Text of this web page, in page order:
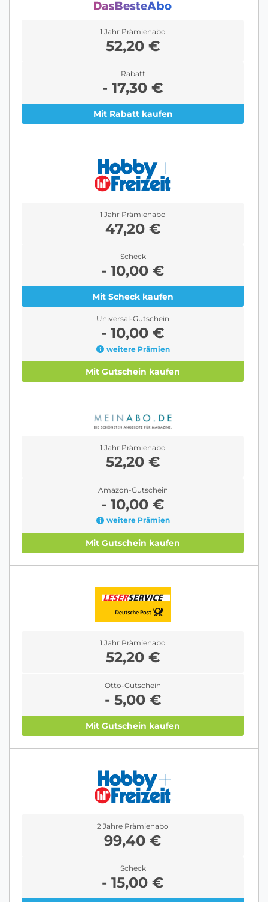
1 Jahr Prämienabo
52,20 €
Rabatt
- 17,30 €
Mit Rabatt kaufen
1 Jahr Prämienabo
47,20 €
Scheck
- 10,00 €
Mit Scheck kaufen
Universal-Gutschein
- 10,00 €
weitere Prämien
Mit Gutschein kaufen
1 Jahr Prämienabo
52,20 €
Amazon-Gutschein
- 10,00 €
weitere Prämien
Mit Gutschein kaufen
1 Jahr Prämienabo
52,20 €
Otto-Gutschein
- 5,00 €
Mit Gutschein kaufen
2 Jahre Prämienabo
99,40 €
Scheck
- 15,00 €